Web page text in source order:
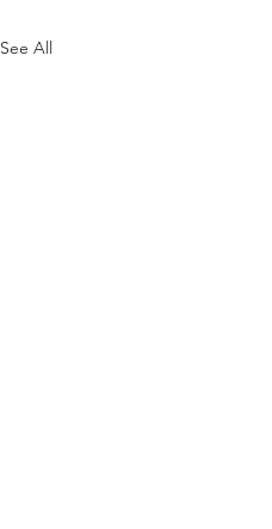
See All